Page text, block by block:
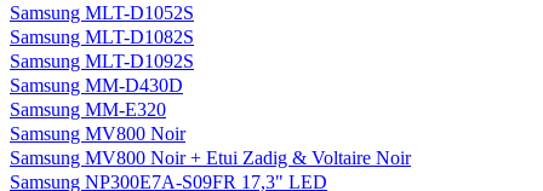
Samsung MLT-D1052S
Samsung MLT-D1082S
Samsung MLT-D1092S
Samsung MM-D430D
Samsung MM-E320
Samsung MV800 Noir
Samsung MV800 Noir + Etui Zadig & Voltaire Noir
Samsung NP300E7A-S09FR 17,3" LED